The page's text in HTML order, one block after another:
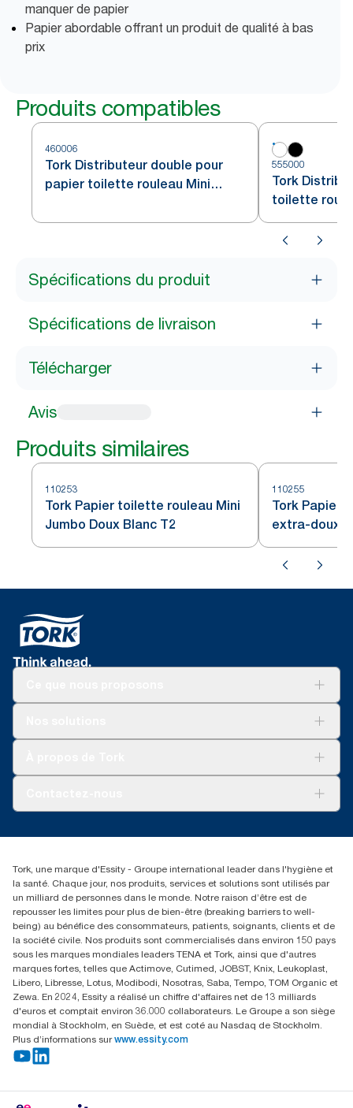
manquer de papier
Papier abordable offrant un produit de qualité à bas
prix
Produits compatibles
460006
Tork Distributeur double pour
papier toilette rouleau Mini
555000
Tork
toilette
blanc T2
Spécifications du produit
Spécifications de livraison
Télécharger
Avis
Produits similaires
110253
Tork Papier toilette rouleau Mini
Jumbo Doux Blanc T2
110255
Tork Papier
extra-doux
Réclamation pour distributeurs
02 766 05 30
Essity Belgium NV
Berkenlaan 8B
1831 MACHELEN
Tork, une marque d'Essity - Groupe international leader dans l'hygiène et
la santé. Chaque jour, nos produits, services et solutions sont utilisés par
un milliard de personnes dans le monde. Notre raison d’être est de
repousser les limites pour plus de bien-être (breaking barriers to well-
being) au bénéfice des consommateurs, patients, soignants, clients et de
la société civile. Nos produits sont commercialisés dans environ 150 pays
sous les marques mondiales leaders TENA et Tork, ainsi que d'autres
marques fortes, telles que Actimove, Cutimed, JOBST, Knix, Leukoplast,
Libero, Libresse, Lotus, Modibodi, Nosotras, Saba, Tempo, TOM Organic et
Zewa. En 2024, Essity a réalisé un chiffre d'affaires net de 13 milliards
d'euros et comptait environ 36.000 collaborateurs. Le Groupe a son siège
mondial à Stockholm, en Suède, et est coté au Nasdaq de Stockholm.
Plus d’informations sur www.essity.com